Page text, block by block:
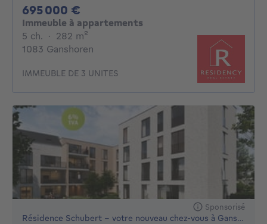
695 000 €
Immeuble à appartements
5 ch. 5 chambres
· 282 m²
1083 Ganshoren
IMMEUBLE DE 3 UNITES
Sponsorisé
Résidence Schubert – votre nouveau chez-vous à Ganshoren